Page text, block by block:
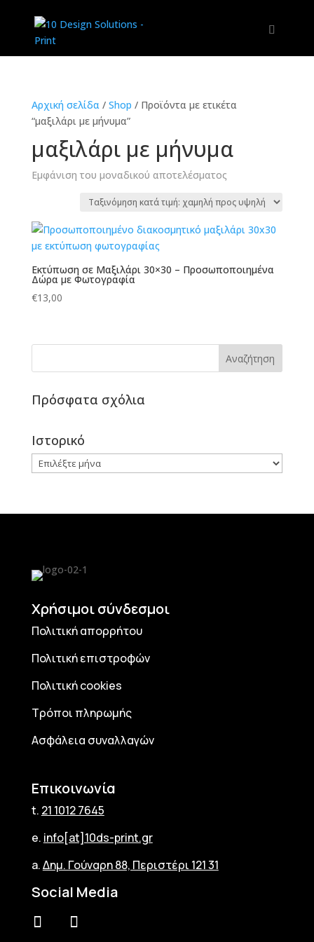
Αρχική σελίδα/ Shop / Προϊόντα με ετικέτα
“μαξιλάρι με μήνυμα”
μαξιλάρι με μήνυμα
Εμφάνιση του μοναδικού αποτελέσματος
Εκτύπωση σε Μαξιλάρι 30×30 – Προσωποποιημένα
Δώρα με Φωτογραφία
€13,00
Πρόσφατα σχόλια
Ιστορικό
Ιστορικό
Χρήσιμοι σύνδεσμοι
Πολιτική απορρήτου
Πολιτική επιστροφών
Πολιτική cookies
Τρόποι πληρωμής
Ασφάλεια συναλλαγών
Επικοινωνία
t. 21 1012 7645
e. info[at]10ds-print.gr
a.Δημ. Γούναρη 88, Περιστέρι 121 31
Social Media